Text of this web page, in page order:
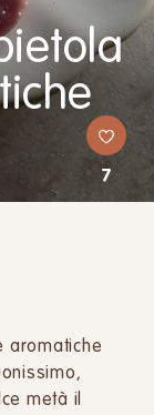
7
aromatiche
metà il